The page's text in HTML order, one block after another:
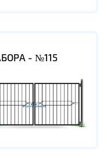
- №115